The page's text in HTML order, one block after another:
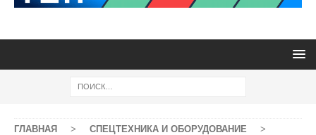
ГЛАВНАЯ > СПЕЦТЕХНИКА И ОБОРУДОВАНИЕ
>